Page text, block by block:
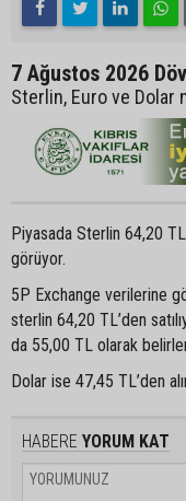
7 Ağustos 2026
Sterlin, Euro ve Dolar
Piyasada Sterlin 64,20
görüyor.
5P Exchange verilerine
sterlin 64,20 TL’den
da 55,00 TL olarak
Dolar ise 47,45 TL’den
HABERE YORUM KAT